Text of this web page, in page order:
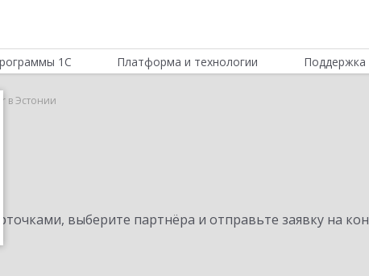
1С Платформа и технологии Поддержка
в Эстонии
выберите партнёра и отправьте заявку на